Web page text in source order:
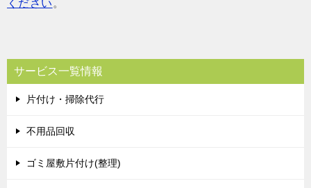
ください 。
サービス一覧情報
片付け・掃除代行
不用品回収
ゴミ屋敷片付け(整理)